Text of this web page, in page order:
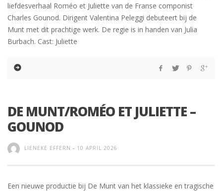
liefdesverhaal Roméo et Juliette van de Franse componist
Charles Gounod. Dirigent Valentina Peleggi debuteert bij de
Munt met dit prachtige werk. De regie is in handen van Julia
Burbach. Cast: Juliette
DE MUNT/ROMÉO ET JULIETTE –
GOUNOD
LIENEKE EFFERN - 10 APRIL 2026
Een nieuwe productie bij De Munt van het klassieke en tragische